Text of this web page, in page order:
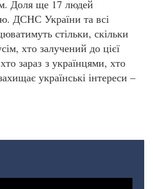
Доля ще 17 людей
ДСНС України та всі
стільки, скільки
хто залучений до цієї
зараз з українцями, хто
українські інтереси –